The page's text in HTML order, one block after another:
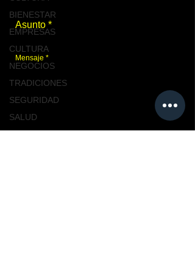
BIENESTAR
EMPRESAS
CULTURA
NEGOCIOS
TRADICIONES
SEGURIDAD
SALUD